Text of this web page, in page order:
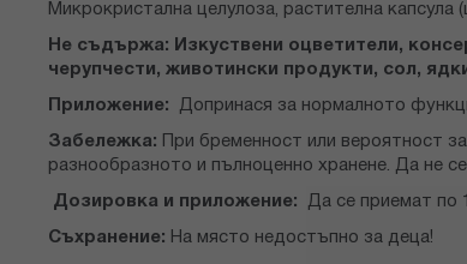
Микрокристална целулоза, растителна капсула
Не съдържа: Изкуствени оцветители,
черупчести, животински продукти, сол,
Приложение: Допринася за нормалното
Забележка:
При бременност или вероятност
разнообразното и пълноценно хранене. Да не
Дозировка и приложение: Да се приемат по
Съхранение: На място недостъпно за деца!